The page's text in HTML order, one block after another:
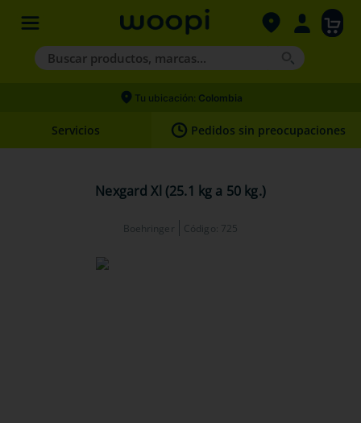
Buscar productos, marcas...
Términos más buscados
2.
hills
Tu ubicación: Colombia
Servicios Pedidos sin preocupaciones
Nexgard Xl (25.1 kg a 50 kg.)
Boehringer Código: 725